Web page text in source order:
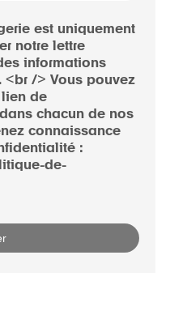
est uniquement
notre lettre
informations
<br /> Vous pouvez
de
chacun de nos
connaissance
:
de-